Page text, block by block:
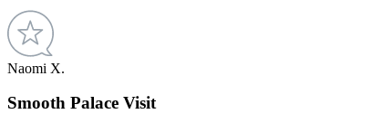
Naomi X.
Smooth Palace Visit